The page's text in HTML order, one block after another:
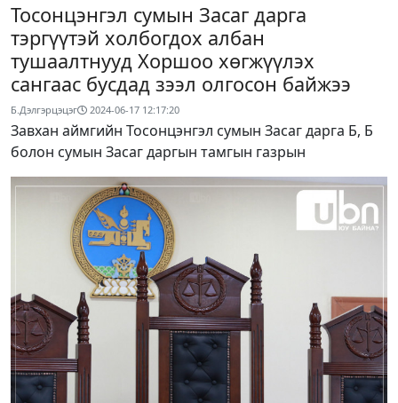
Тосонцэнгэл сумын Засаг дарга
тэргүүтэй холбогдох албан
тушаалтнууд Хоршоо хөгжүүлэх
сангаас бусдад зээл олгосон байжээ
Б.Дэлгэрцэцэг 2024-06-17 12:17:20
Завхан аймгийн Тосонцэнгэл сумын Засаг дарга Б, Б
болон сумын Засаг даргын тамгын газрын